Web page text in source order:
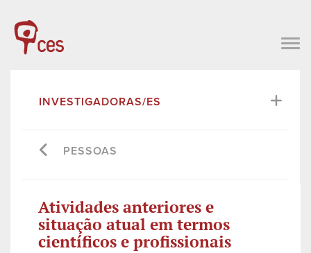
INVESTIGADORAS/ES
PESSOAS
Atividades anteriores e
situação atual em termos
científicos e profissionais